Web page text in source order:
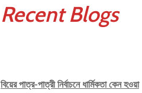
Recent Blogs
বিয়ের পাত্র-পাত্রী নির্বাচনে ধার্মিকতা কেন হওয়া